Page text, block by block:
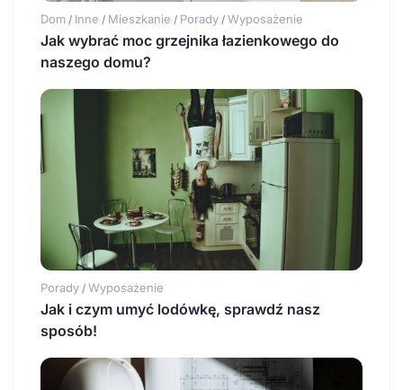
Dom / Inne / Mieszkanie / Porady / Wyposażenie
Jak wybrać moc grzejnika łazienkowego do
naszego domu?
Porady / Wyposażenie
Jak i czym umyć lodówkę, sprawdź nasz
sposób!